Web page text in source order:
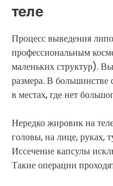
теле
Процесс выведения
профессиональным
маленьких структур).
размера. В большинстве
в местах, где нет
Нередко жировик на
головы, на лице, руках,
Иссечение капсулы
Такие операции